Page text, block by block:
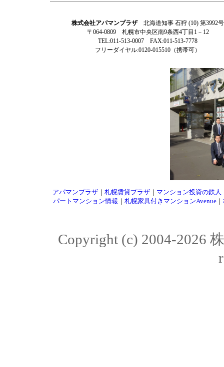
株式会社アパマンプラザ北海道知事 石狩 (10) 第3992号
〒064-0809 札幌市中央区南9条西4丁目1－12
TEL:011-513-0007 FAX:011-513-7778
フリーダイヤル:0120-015510（携帯可）
アパマンプラザ ｜ 札幌賃貸プラザ ｜ マンション投資の鉄人
パートマンション情報 ｜ 札幌家具付きマンションAvenue｜
Copyright (c) 2004-2026